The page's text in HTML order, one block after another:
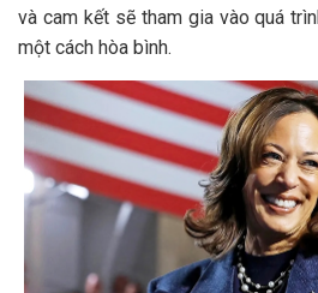
và cam kết sẽ tham gia vào quá
một cách hòa bình.